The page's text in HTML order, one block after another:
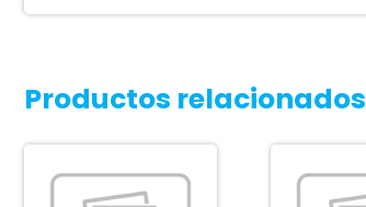
Productos relacionados